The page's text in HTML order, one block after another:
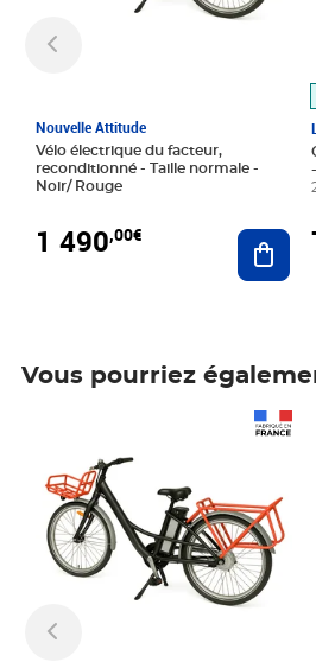
Nouvelle Attitude
Vélo électrique du facteur,
reconditionné - Taille normale -
Noir/ Rouge
1 490,00€
Vous pourriez